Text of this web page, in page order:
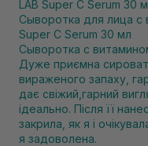
Сыворотка для лица с
Super C Serum 30 мл
Сыворотка с
Дуже приємна
вираженого запаху,
дає свіжий,гарний
ідеально. Після її
закрила, як я і
я задоволена.